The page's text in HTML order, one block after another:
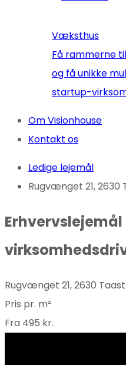
Væksthus
Få rammerne
og få unikke
startup-
Om Visionhouse
Kontakt os
Ledige lejemål
Rugvænget 21, 2630
Rugvænget 21, 2630
Pris pr. m²
Fra 495 kr.